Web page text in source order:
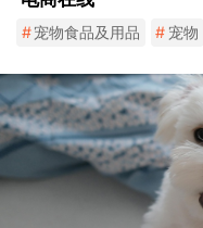
#宠物食品及用品 # 宠物